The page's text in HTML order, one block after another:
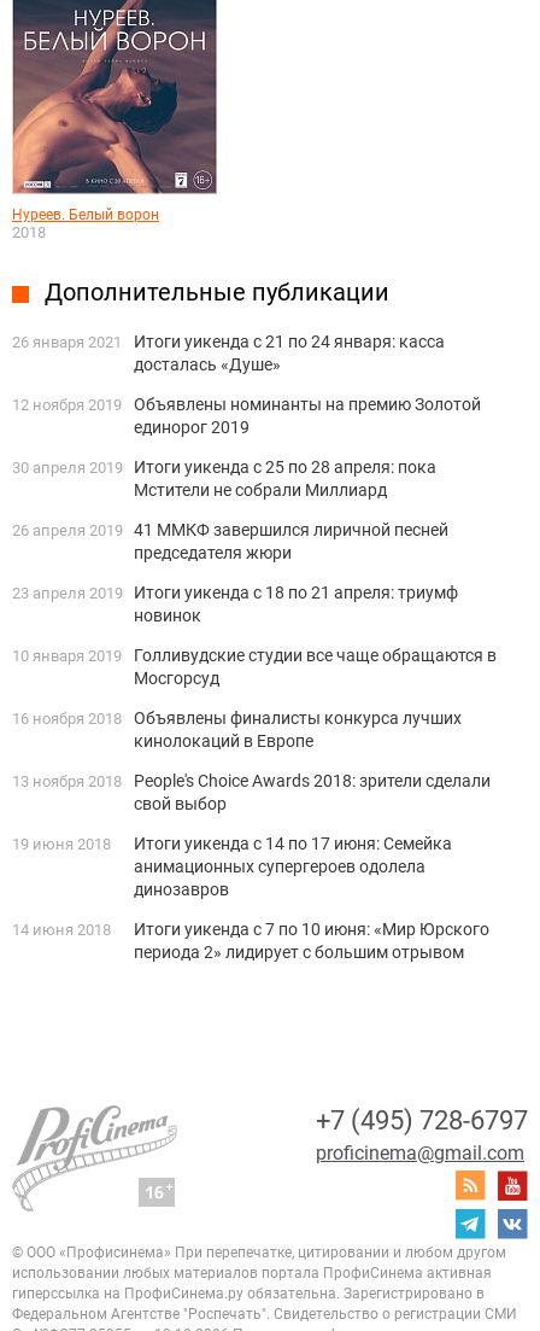
Нуреев. Белый ворон
2018
Дополнительные публикации
26 января 2021
Итоги уикенда с 21 по 24 января: касса
досталась «Душе»
12 ноября 2019
Объявлены номинанты на премию Золотой
единорог 2019
30 апреля 2019
Итоги уикенда с 25 по 28 апреля: пока
Мстители не собрали Миллиард
26 апреля 2019 41 ММКФ завершился лиричной песней
председателя жюри
23 апреля 2019
Итоги уикенда с 18 по 21 апреля: триумф
новинок
10 января 2019
Голливудские студии все чаще обращаются в
Мосгорсуд
16 ноября 2018
Объявлены финалисты конкурса лучших
кинолокаций в Европе
13 ноября 2018
People's Choice Awards 2018: зрители сделали
свой выбор
19 июня 2018
Итоги уикенда с 14 по 17 июня: Семейка
анимационных супергероев одолела
динозавров
14 июня 2018
Итоги уикенда с 7 по 10 июня: «Мир Юрского
периода 2» лидирует с большим отрывом
+7 (495) 728-6797
proficinema@gmail.com
© ООО «Профисинема» При перепечатке, цитировании и любом другом
использовании любых материалов портала ПрофиСинема активная
гиперссылка на ПрофиСинема.ру обязательна. Зарегистрировано в
Федеральном Агентстве "Роспечать". Свидетельство о регистрации СМИ